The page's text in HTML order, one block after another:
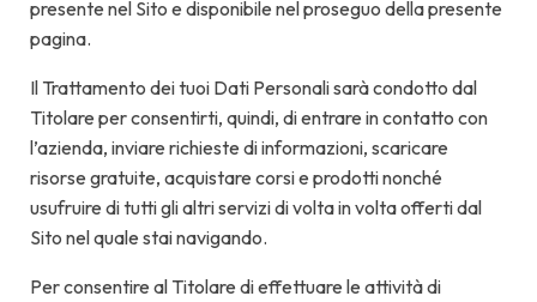
presente nel Sito e disponibile nel proseguo della presente
pagina.
Il Trattamento dei tuoi Dati Personali sarà condotto dal
Titolare per consentirti, quindi, di entrare in contatto con
l’azienda, inviare richieste di informazioni, scaricare
risorse gratuite, acquistare corsi e prodotti nonché
usufruire di tutti gli altri servizi di volta in volta offerti dal
Sito nel quale stai navigando.
Per consentire al Titolare di effettuare le attività di